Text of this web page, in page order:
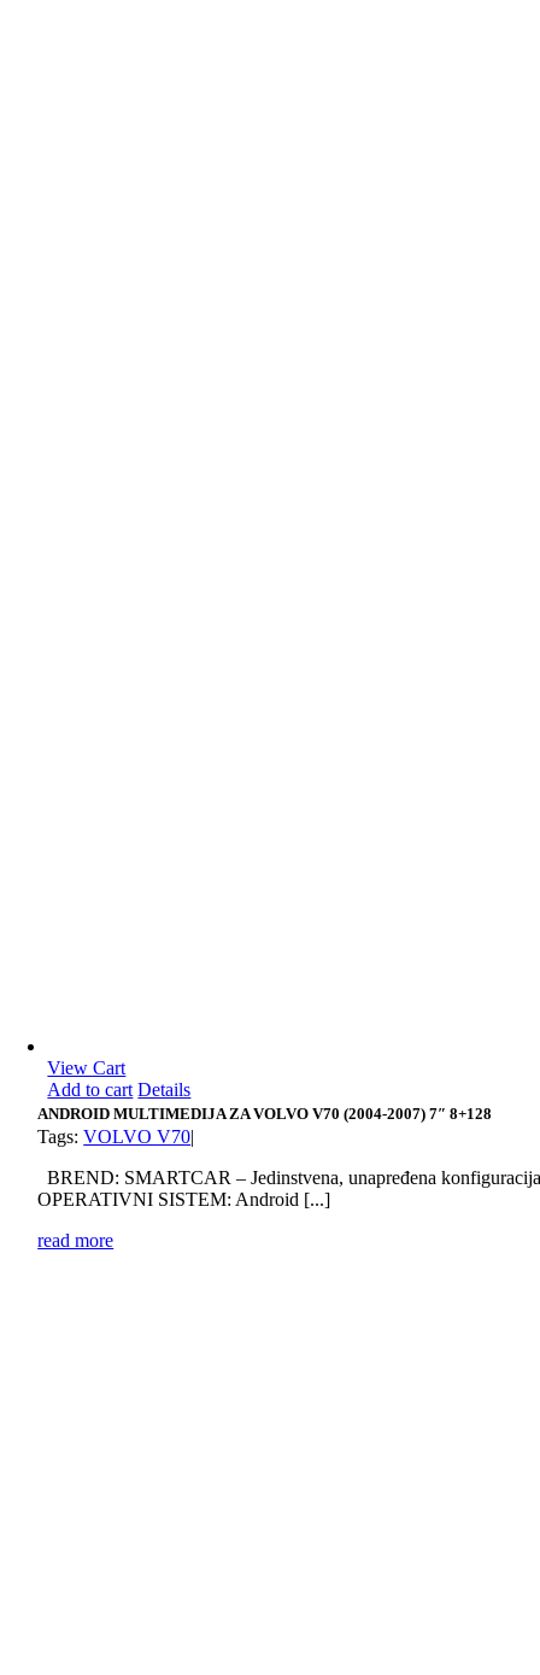
View Cart
Add to cart Details
ANDROID MULTIMEDIJA ZA VOLVO V70 (2004-2007) 7″ 8+128
Tags:VOLVO V70|
BREND: SMARTCAR – Jedinstvena, unapređena
OPERATIVNI SISTEM: Android [...]
read more